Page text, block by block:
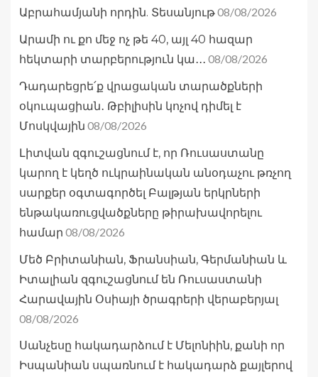
Աբրահամյանի որդին. Տեսանյութ08/08/2026
Արամի ու քո մեջ ոչ թե 40, այլ 40 հազար
հեկտարի տարբերություն կա․․․ 08/08/2026
Դադարեցրե՛ք վրացական տարածքների
օկուպացիան․ Թբիլիսին կոչով դիմել է
Մոսկվային 08/08/2026
Լիտվան զգուշացնում է, որ Ռուսաստանը
կարող է կեղծ ուկրաինական անօդաչու թռչող
սարքեր օգտագործել Բալթյան երկրների
ենթակառուցվածքները թիրախավորելու
համար 08/08/2026
Մեծ Բրիտանիան, Ֆրանսիան, Գերմանիան և
Իտալիան զգուշացնում են Ռուսաստանի
Հարավային Օսիայի ծրագրերի վերաբերյալ
08/08/2026
Սանչեսը հակադարձում է Մելոնիին, քանի որ
Իսպանիան սպառնում է հակադարձ քայլերով